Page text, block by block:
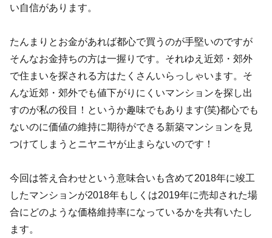
い自信があります。
たんまりとお金があれば都心で買うのが手堅いのですが
そんなお金持ちの方は一握りです。それゆえ近郊・郊外
で住まいを探される方はたくさんいらっしゃいます。そ
んな近郊・郊外でも値下がりにくいマンションを探し出
すのが私の役目！というか趣味でもあります(笑)都心でも
ないのに価値の維持に期待ができる新築マンションを見
つけてしまうとニヤニヤが止まらないのです！
今回は答え合わせという意味合いも含めて2018年に竣工
したマンションが2018年もしくは2019年に売却された場
合にどのような価格維持率になっているかを共有いたし
ます。